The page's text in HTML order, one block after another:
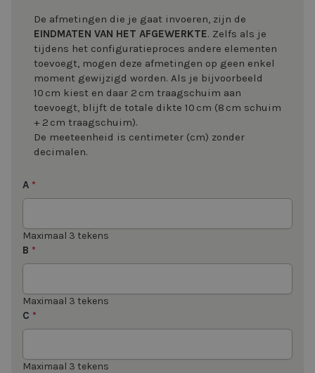
De afmetingen die je gaat invoeren, zijn de
EINDMATEN VAN HET AFGEWERKTE. Zelfs als je
tijdens het configuratieproces andere elementen
toevoegt, mogen deze afmetingen op geen enkel
moment gewijzigd worden. Als je bijvoorbeeld
10 cm kiest en daar 2 cm traagschuim aan
toevoegt, blijft de totale dikte 10 cm (8 cm schuim
+ 2 cm traagschuim).
De meeteenheid is centimeter (cm) zonder
decimalen.
A *
Maximaal 3 tekens
B *
Maximaal 3 tekens
C *
Maximaal 3 tekens